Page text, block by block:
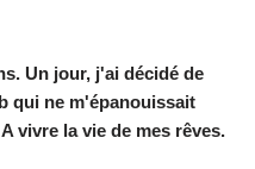
Un jour, j'ai décidé de
qui ne m'épanouissait
vivre la vie de mes rêves.